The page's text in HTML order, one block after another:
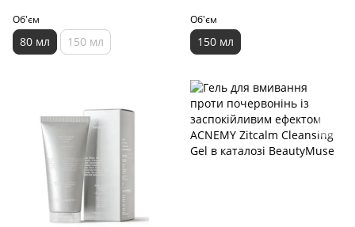
Об'єм
80 мл 150 мл
Об'єм
150 мл